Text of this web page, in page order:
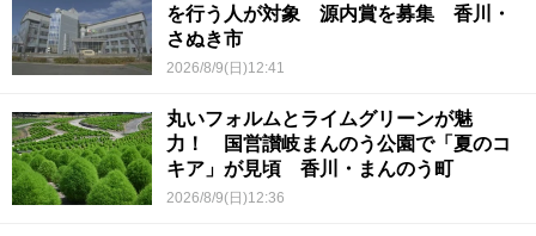
を行う人が対象 源内賞を募集 香川・
さぬき市
2026/8/9(日)12:41
丸いフォルムとライムグリーンが魅
力！ 国営讃岐まんのう公園で「夏のコ
キア」が見頃 香川・まんのう町
2026/8/9(日)12:36